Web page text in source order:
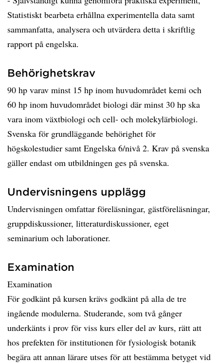
Statistiskt bearbeta erhållna experimentella data samt
sammanfatta, analysera och utvärdera detta i skriftlig
rapport på engelska.
Behörighetskrav
90 hp varav minst 15 hp inom huvudområdet kemi och
60 hp inom huvudområdet biologi där minst 30 hp ska
vara inom växtbiologi och cell- och molekylärbiologi.
Svenska för grundläggande behörighet för
högskolestudier samt Engelska 6/nivå 2. Krav på svenska
gäller endast om utbildningen ges på svenska.
Undervisningens upplägg
Undervisningen omfattar föreläsningar, gästföreläsningar,
gruppdiskussioner, litteraturdiskussioner, eget
seminarium och laborationer.
Examination
Examination
För godkänt på kursen krävs godkänt på alla de tre
ingående modulerna. Studerande, som två gånger
underkänts i prov för viss kurs eller del av kurs, rätt att
hos prefekten för institutionen för fysiologisk botanik
begära att annan lärare utses för att bestämma betyget vid